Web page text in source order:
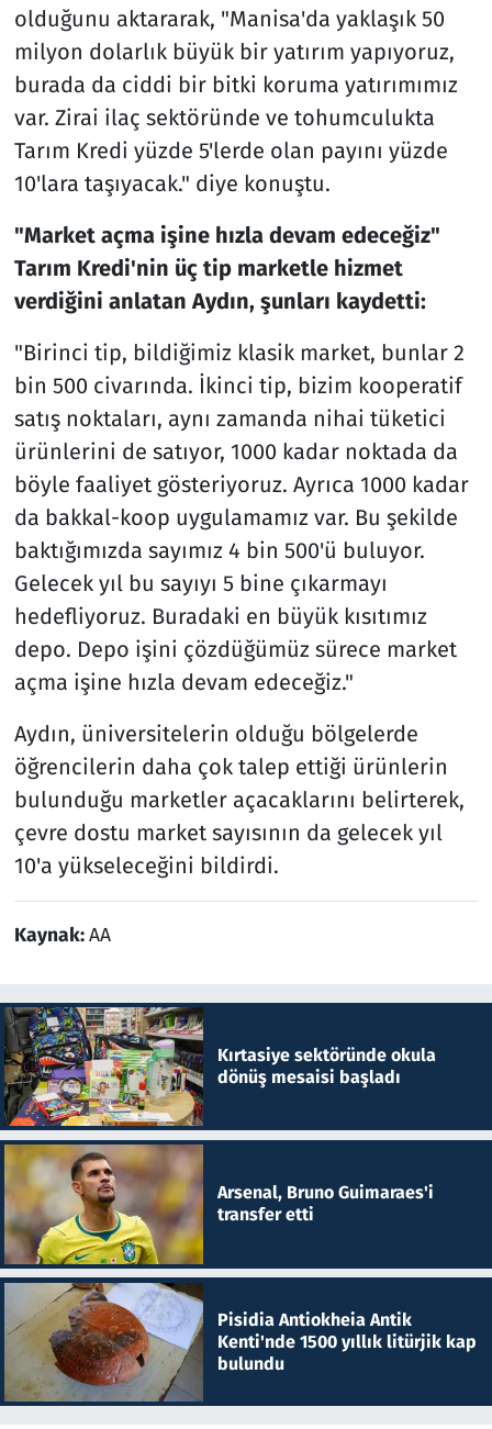
olduğunu aktararak, "Manisa'da yaklaşık 50
milyon dolarlık büyük bir yatırım yapıyoruz,
burada da ciddi bir bitki koruma yatırımımız
var. Zirai ilaç sektöründe ve tohumculukta
Tarım Kredi yüzde 5'lerde olan payını yüzde
10'lara taşıyacak." diye konuştu.
"Market açma işine hızla devam edeceğiz"
Tarım Kredi'nin üç tip marketle hizmet
verdiğini anlatan Aydın, şunları kaydetti:
"Birinci tip, bildiğimiz klasik market, bunlar 2
bin 500 civarında. İkinci tip, bizim kooperatif
satış noktaları, aynı zamanda nihai tüketici
ürünlerini de satıyor, 1000 kadar noktada da
böyle faaliyet gösteriyoruz. Ayrıca 1000 kadar
da bakkal-koop uygulamamız var. Bu şekilde
baktığımızda sayımız 4 bin 500'ü buluyor.
Gelecek yıl bu sayıyı 5 bine çıkarmayı
hedefliyoruz. Buradaki en büyük kısıtımız
depo. Depo işini çözdüğümüz sürece market
açma işine hızla devam edeceğiz."
Aydın, üniversitelerin olduğu bölgelerde
öğrencilerin daha çok talep ettiği ürünlerin
bulunduğu marketler açacaklarını belirterek,
çevre dostu market sayısının da gelecek yıl
10'a yükseleceğini bildirdi.
Kaynak:AA
Kırtasiye sektöründe okula
dönüş mesaisi başladı
Arsenal, Bruno Guimaraes'i
transfer etti
Pisidia Antiokheia Antik
Kenti'nde 1500 yıllık litürjik kap
bulundu